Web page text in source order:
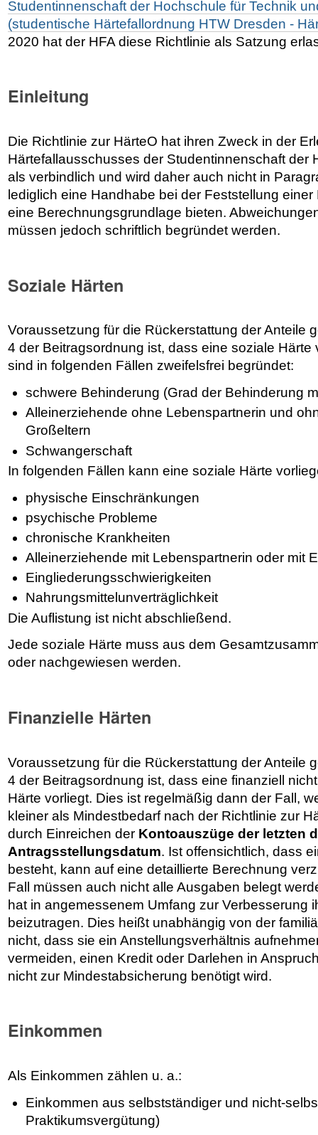
Studentinnenschaft der Hochschule für Technik
(studentische Härtefallordnung HTW Dresden -
2020 hat der HFA diese Richtlinie als Satzung
Einleitung
Die Richtlinie zur HärteO hat ihren Zweck in der
Härtefallausschusses der Studentinnenschaft der
als verbindlich und wird daher auch nicht in
lediglich eine Handhabe bei der Feststellung
eine Berechnungsgrundlage bieten.
müssen jedoch schriftlich begründet werden.
Soziale Härten
Voraussetzung für die Rückerstattung der Anteile
4 der Beitragsordnung ist, dass eine soziale Härte
sind in folgenden Fällen zweifelsfrei begründet:
schwere Behinderung (Grad der Behinderung
Alleinerziehende ohne Lebenspartnerin und
Großeltern
Schwangerschaft
In folgenden Fällen kann eine soziale Härte
physische Einschränkungen
psychische Probleme
chronische Krankheiten
Alleinerziehende mit Lebenspartnerin oder mit
Eingliederungsschwierigkeiten
Nahrungsmittelunverträglichkeit
Die Auflistung ist nicht abschließend.
Jede soziale Härte muss aus dem
oder nachgewiesen werden.
Finanzielle Härten
Voraussetzung für die Rückerstattung der Anteile
4 der Beitragsordnung ist, dass eine finanziell
Härte vorliegt. Dies ist regelmäßig dann der Fall,
kleiner als Mindestbedarf nach der Richtlinie zur
durch Einreichen der Kontoauszüge der letzten
Antragsstellungsdatum. Ist offensichtlich, dass
besteht, kann auf eine detaillierte Berechnung
Fall müssen auch nicht alle Ausgaben belegt
hat in angemessenem Umfang zur Verbesserung
beizutragen. Dies heißt unabhängig von der
nicht, dass sie ein Anstellungsverhältnis
vermeiden, einen Kredit oder Darlehen in
nicht zur Mindestabsicherung benötigt wird.
Einkommen
Als Einkommen zählen u. a.:
Einkommen aus selbstständiger und nicht-
Praktikumsvergütung)